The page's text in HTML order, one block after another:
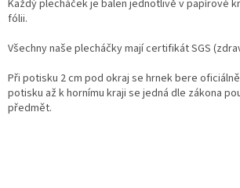
Každý plecháček je balen jednotlivě v papírové
fólii.
Všechny naše plecháčky mají certifikát SGS
Při potisku 2 cm pod okraj se hrnek bere
potisku až k hornímu kraji se jedná dle zákona
předmět.